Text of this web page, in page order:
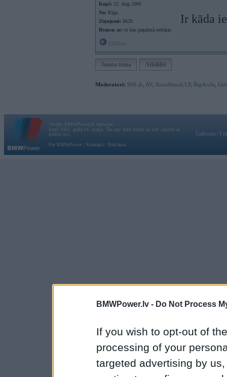
BMWPower.lv - Do Not Process
If you wish to opt-out of
processing of your
targeted advertising by
Kopš: 22. Aug 2006
No: Rīga
Ziņojumi: 8620
Braucu ar: to kas pagalmā mētājas
Ir kāda
Jauna tēma Atbildēt
Moderatori: 968-jk AV AiwaShuraLLP, BigArchi
Vortāls BMWPower.lv darbojas
kopš 2002. gada 14. maija. Tas nav auto klubs un nav saistīts ar
BMW AG.
Par BMWPower
Kontakti Reklāma
Galvena